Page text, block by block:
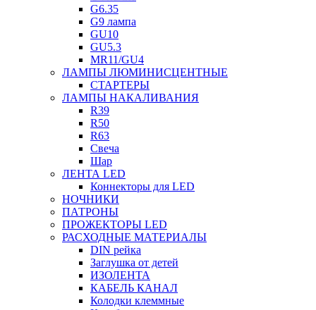
G6.35
G9 лампа
GU10
GU5.3
MR11/GU4
ЛАМПЫ ЛЮМИНИСЦЕНТНЫЕ
СТАРТЕРЫ
ЛАМПЫ НАКАЛИВАНИЯ
R39
R50
R63
Свеча
Шар
ЛЕНТА LED
Коннекторы для LED
НОЧНИКИ
ПАТРОНЫ
ПРОЖЕКТОРЫ LED
РАСХОДНЫЕ МАТЕРИАЛЫ
DIN рейка
Заглушка от детей
ИЗОЛЕНТА
КАБЕЛЬ КАНАЛ
Колодки клеммные